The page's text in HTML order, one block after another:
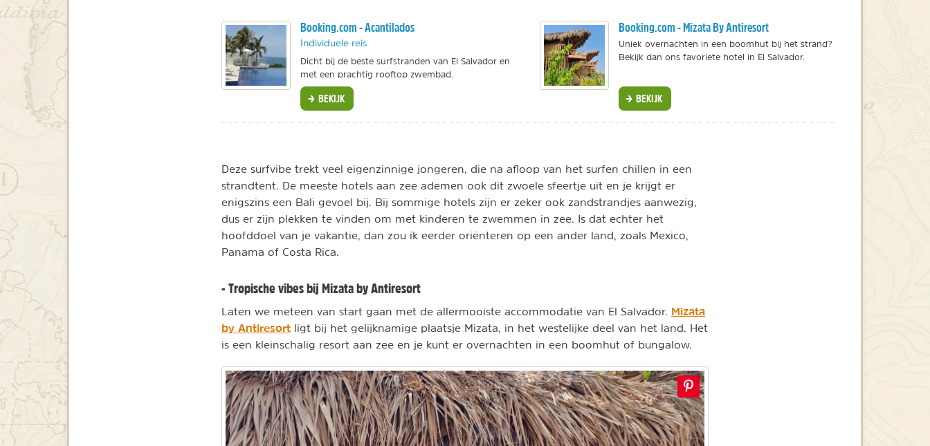
Booking.com - Acantilados
Individuele reis
Dicht bij de beste surfstranden van El Salvador en
met een prachtig rooftop zwembad.
BEKIJK
Booking.com - Mizata By Antiresort
Uniek overnachten in een boomhut bij het strand?
Bekijk dan ons favoriete hotel in El Salvador.
BEKIJK
Deze surfvibe trekt veel eigenzinnige jongeren, die na afloop van het surfen chillen in een
strandtent. De meeste hotels aan zee ademen ook dit zwoele sfeertje uit en je krijgt er
enigszins een Bali gevoel bij. Bij sommige hotels zijn er zeker ook zandstrandjes aanwezig,
dus er zijn plekken te vinden om met kinderen te zwemmen in zee. Is dat echter het
hoofddoel van je vakantie, dan zou ik eerder oriënteren op een ander land, zoals Mexico,
Panama of Costa Rica.
- Tropische vibes bij Mizata by Antiresort
Laten we meteen van start gaan met de allermooiste accommodatie van El Salvador. Mizata
by Antiresort ligt bij het gelijknamige plaatsje Mizata, in het westelijke deel van het land. Het
is een kleinschalig resort aan zee en je kunt er overnachten in een boomhut of bungalow.